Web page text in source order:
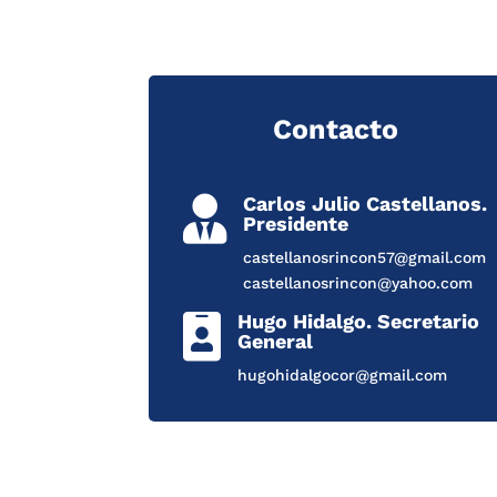
Contacto

Carlos Julio Castellanos.
Presidente
castellanosrincon57@gmail.com
castellanosrincon@yahoo.com

Hugo Hidalgo. Secretario
General
hugohidalgocor@gmail.com